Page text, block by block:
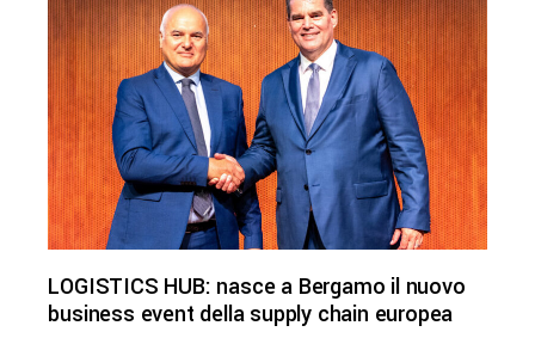
LOGISTICS HUB: nasce a Bergamo il nuovo
business event della supply chain europea